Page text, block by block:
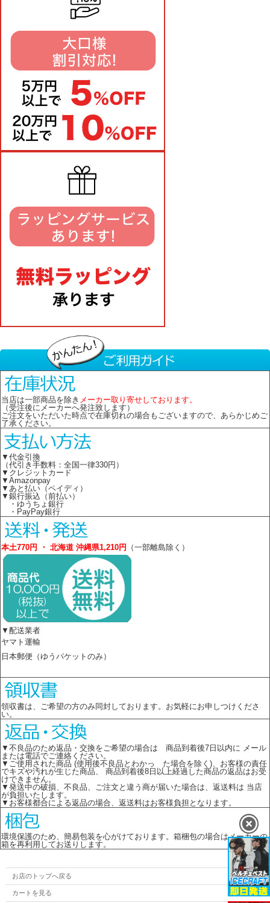
当店は一部商品を除き メーカー取り寄せしております。
（受注後にメーカーへ発注致します）
ご注文をいただいた時点で在庫切れの場合もございますので、あらかじめご
了承ください。
▼代金引換
（代引き手数料：全国一律330円）
▼クレジットカード
▼Amazonpay
▼あと払い（ペイディ）
▼銀行振込（前払い）
・ゆうちょ銀行
・PayPay銀行
本土770円 ・ 北海道 沖縄県1,210円 （一部離島除く）
▼配送業者
ヤマト運輸
日本郵便（ゆうパケットのみ）
領収書は、ご希望の方のみ同封しております。お気軽にお申しつけくださ
い。
▼不良品のため返品・交換をご希望の場合は 商品到着後7日以内に メール
または電話でご連絡ください。
▼ご使用された商品 (使用後不良品とわかっ た場合を除く)、お客様の責任
でキズや汚れが生じた商品、 商品到着後8日以上経過した商品の返品はお受
けできません。
▼発送中の破損、不良品、ご注文と違う商が届いた場合は、返送料は 当店
が負担いたします。
▼お客様都合による返品の場合、返送料はお客様負担となります。
環境保護のため、簡易包装を心がけております。箱梱包の場合はメーカーの
箱を再利用してお送りします。
お店のトップへ戻る
カートを見る